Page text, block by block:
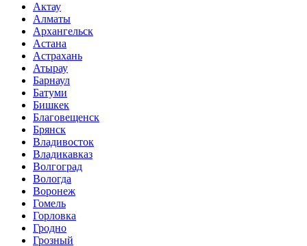
Актау
Алматы
Архангельск
Астана
Астрахань
Атырау
Барнаул
Батуми
Бишкек
Благовещенск
Брянск
Владивосток
Владикавказ
Волгоград
Вологда
Воронеж
Гомель
Горловка
Гродно
Грозный